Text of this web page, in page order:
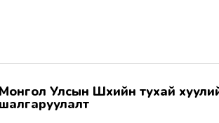
Монгол Улсын Шүүхийн тухай хуулийн хэрэгжилт: Шүүгчийн сонгон
шалгаруулалт